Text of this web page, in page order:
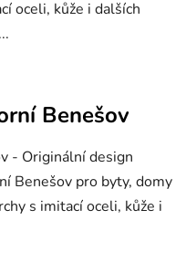
oceli, kůže i dalších
Benešov
- Originální design
Benešov pro byty, domy
s imitací oceli, kůže i